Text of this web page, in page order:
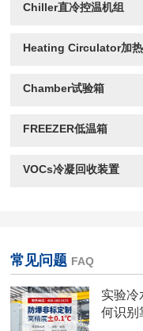
Chiller直冷控温机组
Heating Circulator加
Chamber试验箱
FREEZER低温箱
VOCs冷凝回收装置
常见问题 FAQ
实验冷
何识别